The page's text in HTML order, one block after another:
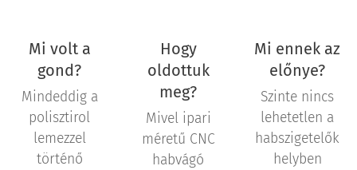
Mi volt a
gond?
Mindeddig a
polisztirol
lemezzel
történő
Hogy
oldottuk
meg?
Mivel ipari
méretű CNC
habvágó
Mi ennek az
előnye?
Szinte nincs
lehetetlen a
habszigetelők
helyben